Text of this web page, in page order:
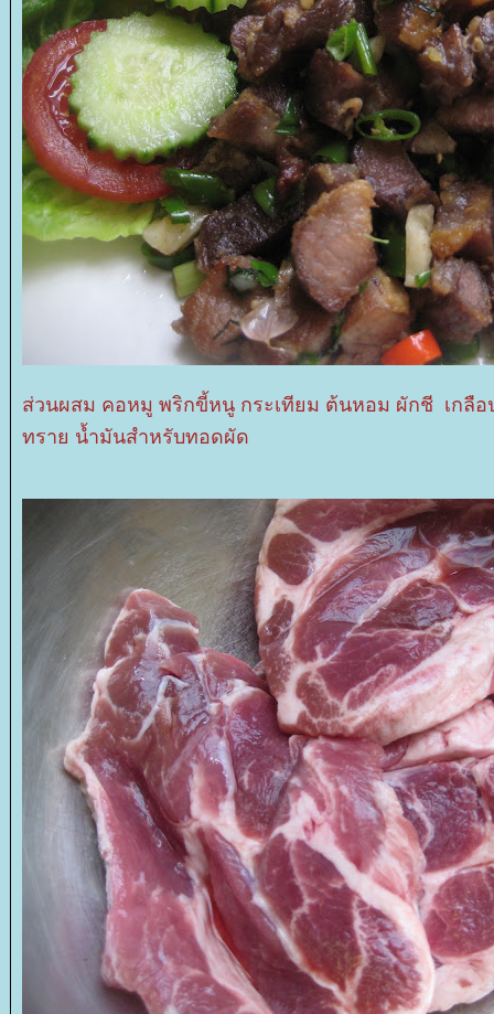
ส่วนผสม คอหมู พริกขี้หนู กระเทียม ต้นหอม ผักชี เกลื
ทราย น้ำมันสำหรับทอดผัด